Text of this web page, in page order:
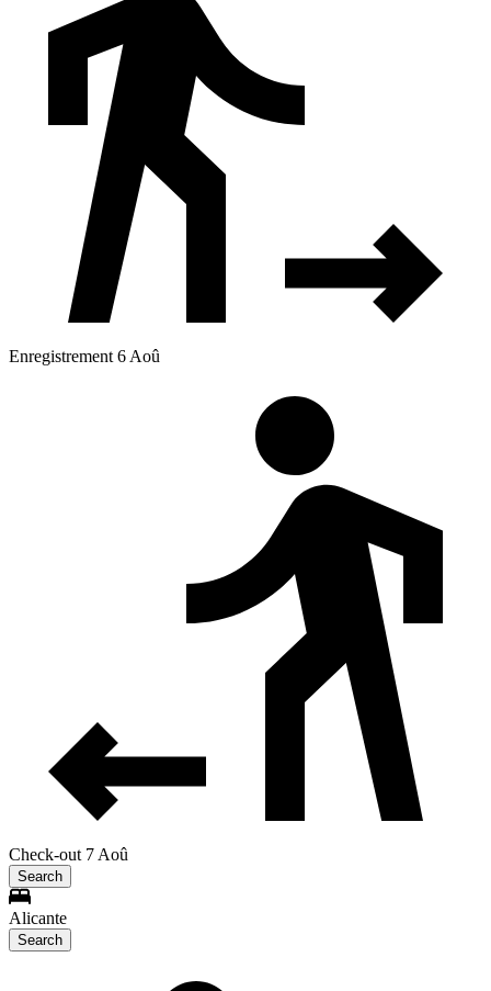
Enregistrement 6 Aoû
Check-out 7 Aoû
Search
Alicante
Search